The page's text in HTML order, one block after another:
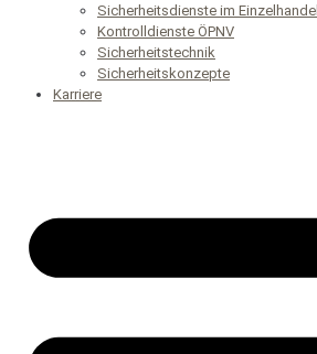
Sicherheitsdienste im Einzelhandel
Kontrolldienste ÖPNV
Sicherheitstechnik
Sicherheitskonzepte
Karriere